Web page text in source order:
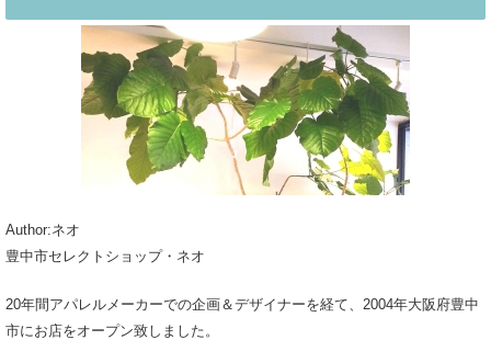
Author:ネオ
豊中市セレクトショップ・ネオ
20年間アパレルメーカーでの企画＆デザイナーを経て、2004年大阪府豊中
市にお店をオープン致しました。